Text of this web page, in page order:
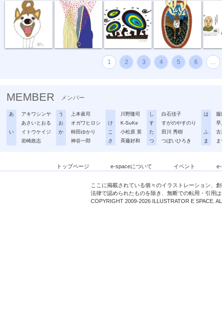
1 2 3 4 5 6 …
MEMBER メンバー
あ
アキワシンヤ
あさいとおる
い
イトウケイジ
岩崎政志
う
上本眞司
お
オガワヒロシ
か
柿田ゆかり
神谷一郎
川野隆司
け
K-SuKe
こ
小松原 英
さ
斉藤好和
し
白石佳子
す
すがのやすのり
た
田川 秀樹
つ
つぼいひろき
は
早
ふ
古
ま
トップページ e-spaceについて イベント
ここに掲載されている個々のイラストレーション、
法律で認められたものを除き、無断での転用・引用
COPYRIGHT 2009-2026 ILLUSTRATOR E SPACE.